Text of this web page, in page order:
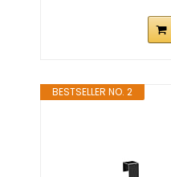
BESTSELLER NO. 2